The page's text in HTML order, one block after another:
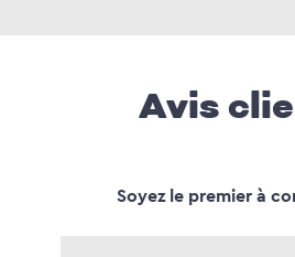
Avis
Soyez le premier à